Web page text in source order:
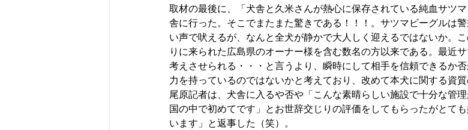
取材の最後に、「犬舎と久米さんが熱心に保存されている純血サツ
舎に行った。そこでまたまた驚きである！！！。サツマビーグルは
い声で吠えるが、なんと全犬が静かで大人しく迎えるではないか。
りに来られた広島県のオーナー様を含む数名の方以来である。最近
考えさせられる・・・と言うより、瞬時にして相手を信頼できるか
力を持っているのではないかと考えており、改めて本犬に関する資質
尾原記者は、犬舎に入るや否や「こんな素晴らしい施設で十分な管
国の中で初めてです」とお世辞交じりの評価をしてもらったがとて
います」と返事した（笑）。